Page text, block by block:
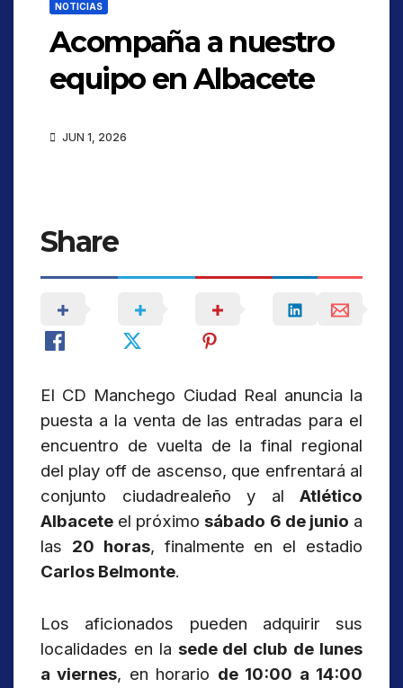
NOTICIAS
Acompaña a nuestro
equipo en Albacete
JUN 1, 2026
Share
El CD Manchego Ciudad Real anuncia la
puesta a la venta de las entradas para el
encuentro de vuelta de la final regional
del play off de ascenso, que enfrentará al
conjunto ciudadrealeño y al Atlético
Albacete el próximosábado 6 de junio a
las 20 horas, finalmente en el estadio
Carlos Belmonte.
Los aficionados pueden adquirir sus
localidades en la sede del club de lunes
a viernes, en horario de 10:00 a 14:00